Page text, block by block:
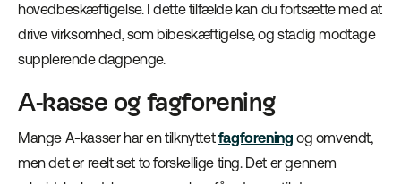
hovedbeskæftigelse. I dette tilfælde kan du fortsætte med at
drive virksomhed, som bibeskæftigelse, og stadig modtage
supplerende dagpenge.
A-kasse og fagforening
Mange A-kasser har en tilknyttetfagforening og omvendt,
men det er reelt set to forskellige ting. Det er gennem